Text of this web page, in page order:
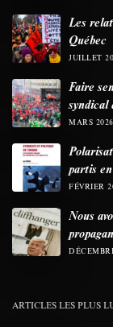
Les
Québec
JUILLET
Faire
syndical
MARS 2026
partis
FÉVRIER
Nous
ARTICLES LES PLUS